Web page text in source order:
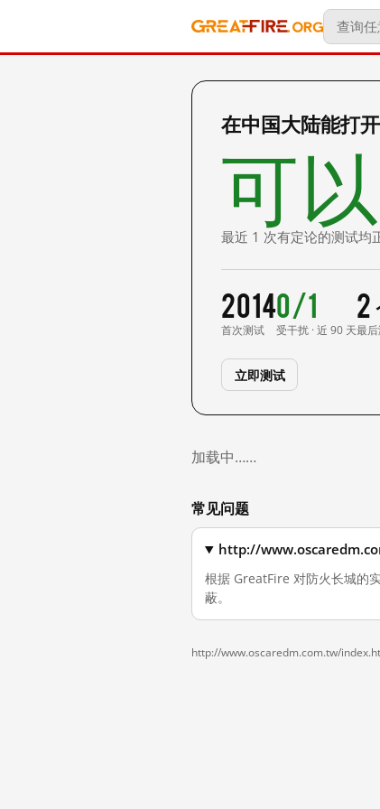
在中国大陆能打
可以
最近 1 次有定论的测试均
2014
首次测试
0/1
受干扰 · 近 90 天
2
最
立即测试
加载中……
常见问题
http://
根据 GreatFire 对防火长城的
蔽。
http://www.oscaredm.com.tw/